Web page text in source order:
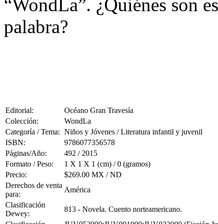
“WondLa”. ¿Quiénes son
palabra?
Editorial:
Océano Gran Travesía
Colección:
WondLa
Categoría / Tema: Niños y Jóvenes / Literatura infantil y juvenil
ISBN:
9786077356578
Páginas/Año:
492 / 2015
Formato / Peso:
1 X 1 X 1 (cm) / 0 (gramos)
Precio:
$269.00 MX / ND
Derechos de venta
para:
América
Clasificación
Dewey:
813 - Novela. Cuento norteamericano.